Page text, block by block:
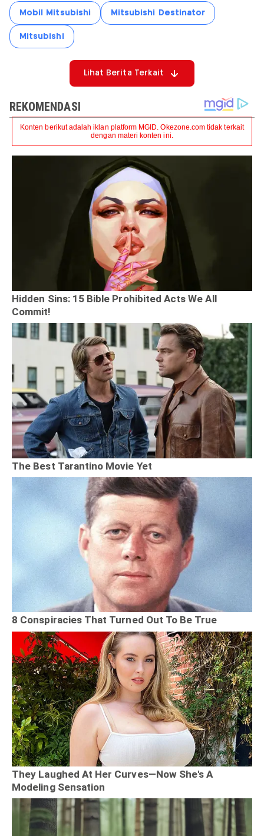
Mobil Mitsubishi Mitsubishi Destinator
Mitsubishi
Lihat Berita Terkait